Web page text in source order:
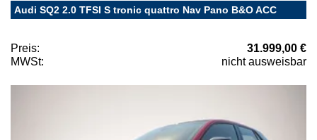
Audi SQ2 2.0 TFSI S tronic quattro Nav Pano B&O ACC
Preis:
31.999,00 €
MWSt:
nicht ausweisbar